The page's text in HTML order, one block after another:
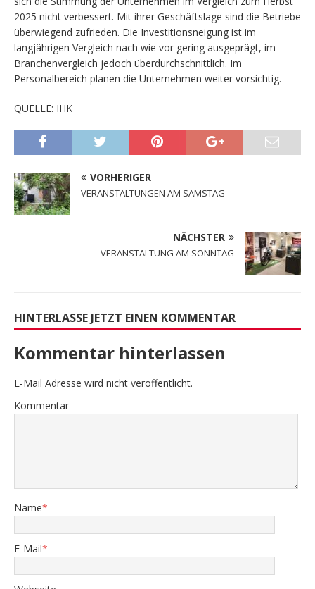
2025 nicht verbessert. Mit ihrer Geschäftslage sind die Betriebe
überwiegend zufrieden. Die Investitionsneigung ist im
langjährigen Vergleich nach wie vor gering ausgeprägt, im
Branchenvergleich jedoch überdurchschnittlich. Im
Personalbereich planen die Unternehmen weiter vorsichtig.
QUELLE: IHK
VORHERIGER
VERANSTALTUNGEN AM SAMSTAG
NÄCHSTER
VERANSTALTUNG AM SONNTAG
HINTERLASSE JETZT EINEN KOMMENTAR
Kommentar hinterlassen
E-Mail Adresse wird nicht veröffentlicht.
Kommentar
Name*
E-Mail*